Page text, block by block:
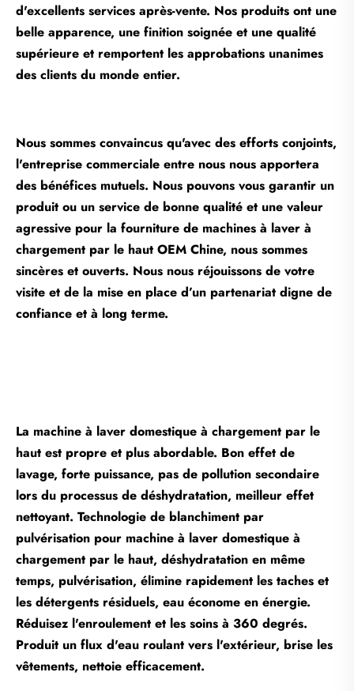
d'excellents services après-vente. Nos produits ont une
belle apparence, une finition soignée et une qualité
supérieure et remportent les approbations unanimes
des clients du monde entier.
Nous sommes convaincus qu'avec des efforts conjoints,
l'entreprise commerciale entre nous nous apportera
des bénéfices mutuels. Nous pouvons vous garantir un
produit ou un service de bonne qualité et une valeur
agressive pour la fourniture de machines à laver à
chargement par le haut OEM Chine, nous sommes
sincères et ouverts. Nous nous réjouissons de votre
visite et de la mise en place d’un partenariat digne de
confiance et à long terme.
La machine à laver domestique à chargement par le
haut est propre et plus abordable. Bon effet de
lavage, forte puissance, pas de pollution secondaire
lors du processus de déshydratation, meilleur effet
nettoyant. Technologie de blanchiment par
pulvérisation pour machine à laver domestique à
chargement par le haut, déshydratation en même
temps, pulvérisation, élimine rapidement les taches et
les détergents résiduels, eau économe en énergie.
Réduisez l'enroulement et les soins à 360 degrés.
Produit un flux d'eau roulant vers l'extérieur, brise les
vêtements, nettoie efficacement.